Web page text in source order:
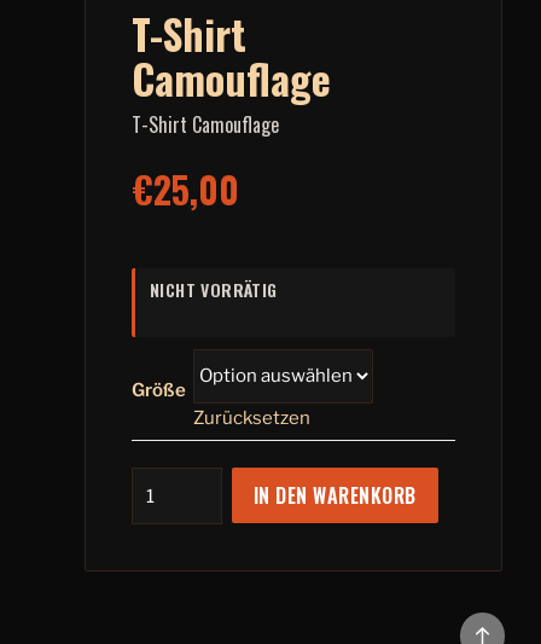
T-Shirt
Camouflage
T-Shirt Camouflage
€25,00
NICHT VORRÄTIG
Größe
Zurücksetzen
IN DEN WARENKORB